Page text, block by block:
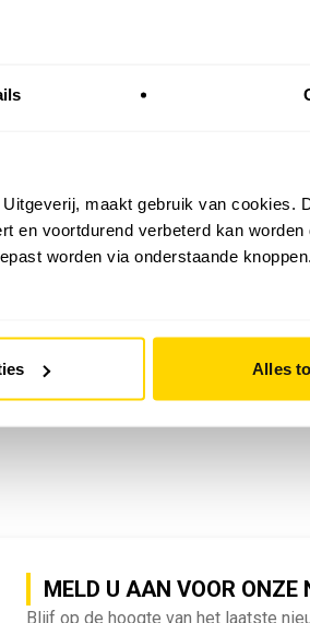
maakt gebruik van cookies.
en voortdurend verbeterd kan
worden via onderstaande
Alles
MELD U AAN VOOR ONZE
Blijf op de hoogte van het laatste
proberen
English